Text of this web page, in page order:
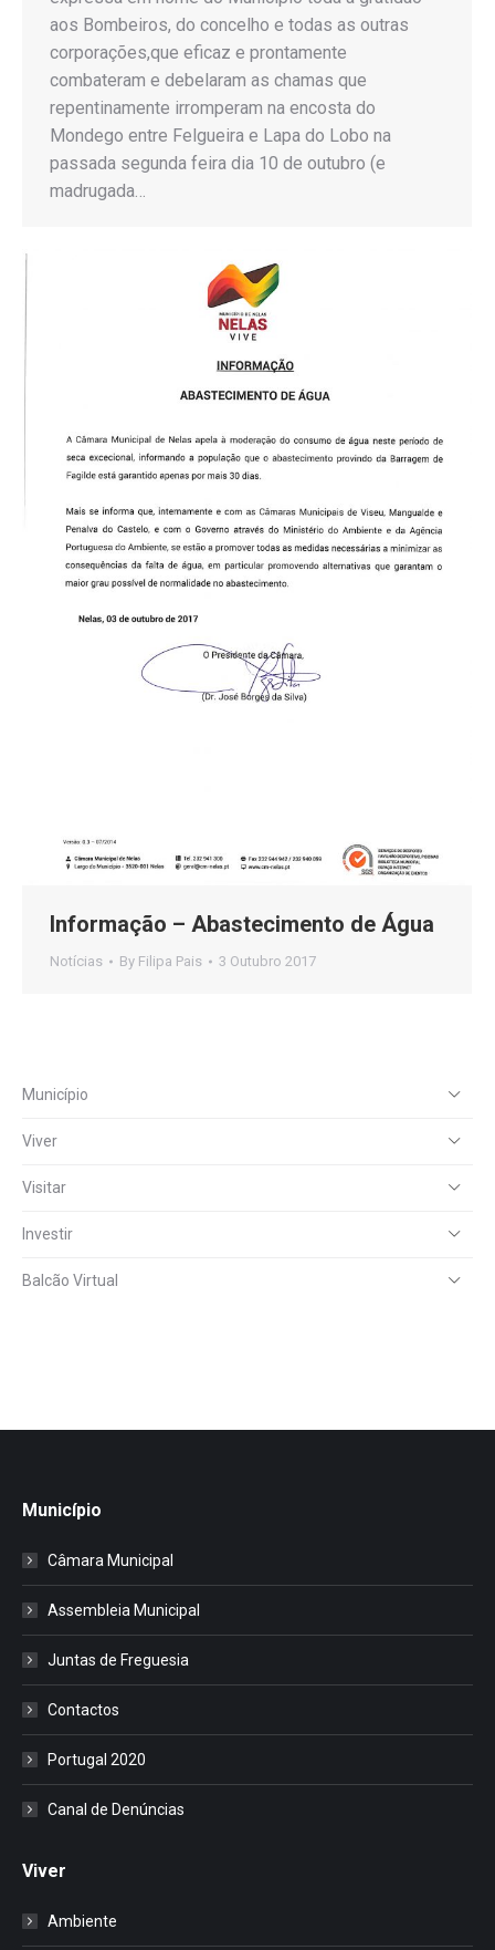
aos Bombeiros, do concelho e todas as outras
corporações,que eficaz e prontamente
combateram e debelaram as chamas que
repentinamente irromperam na encosta do
Mondego entre Felgueira e Lapa do Lobo na
passada segunda feira dia 10 de outubro (e
madrugada…
Informação – Abastecimento de Água
Notícias By Filipa Pais 3 Outubro 2017
Município
Viver
Visitar
Investir
Balcão Virtual
Município
Câmara Municipal
Assembleia Municipal
Juntas de Freguesia
Contactos
Portugal 2020
Canal de Denúncias
Viver
Ambiente